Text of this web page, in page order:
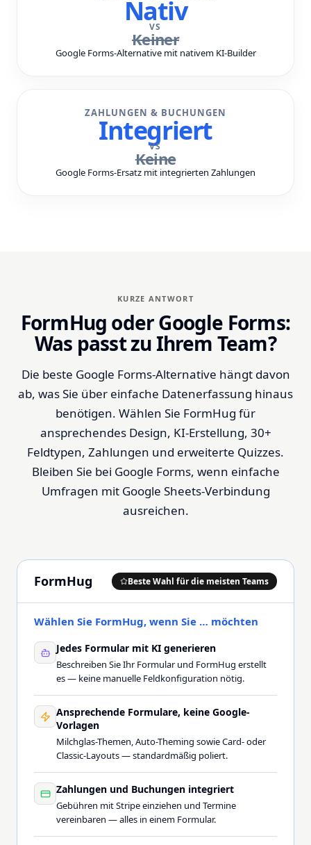
Nativ
VS
Keiner
Google Forms-Alternative mit nativem KI-Builder
ZAHLUNGEN & BUCHUNGEN
Integriert
VS
Keine
Google Forms-Ersatz mit integrierten Zahlungen
KURZE ANTWORT
FormHug oder Google Forms:
Was passt zu Ihrem Team?
Die beste Google Forms-Alternative hängt davon
ab, was Sie über einfache Datenerfassung hinaus
benötigen. Wählen Sie FormHug für
ansprechendes Design, KI-Erstellung, 30+
Feldtypen, Zahlungen und erweiterte Quizzes.
Bleiben Sie bei Google Forms, wenn einfache
Umfragen mit Google Sheets-Verbindung
ausreichen.
FormHug Beste Wahl für die meisten Teams
Wählen Sie FormHug, wenn Sie … möchten
Jedes Formular mit KI generieren
Beschreiben Sie Ihr Formular und FormHug erstellt
es — keine manuelle Feldkonfiguration nötig.
Ansprechende Formulare, keine Google-
Vorlagen
Milchglas-Themen, Auto-Theming sowie Card- oder
Classic-Layouts — standardmäßig poliert.
Zahlungen und Buchungen integriert
Gebühren mit Stripe einziehen und Termine
vereinbaren — alles in einem Formular.